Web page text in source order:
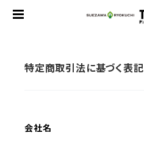
特定商取引法に基づく表記
会社名